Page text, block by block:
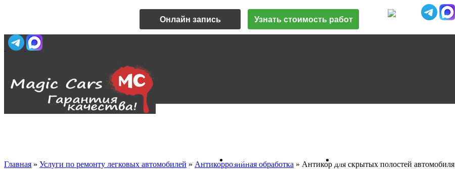
Онлайн запись Узнать стоимость работ
О нас
Главная » Услуги по ремонту легковых автомобилей » Антикоррозийная обработка » Антикор для скрытых полостей автомобиля